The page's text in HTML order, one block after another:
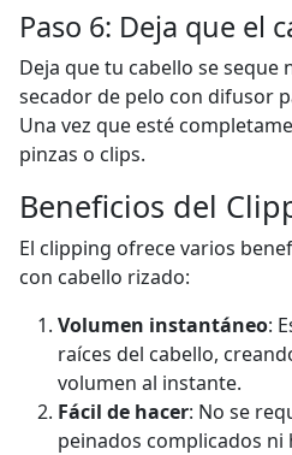
Paso 6: Deja que el
Deja que tu cabello se
secador de pelo con difusor
Una vez que esté
pinzas o clips.
Beneficios del
El clipping ofrece varios
con cabello rizado:
Volumen instantáneo:
raíces del cabello,
volumen al instante.
Fácil de hacer: No se
peinados complicados